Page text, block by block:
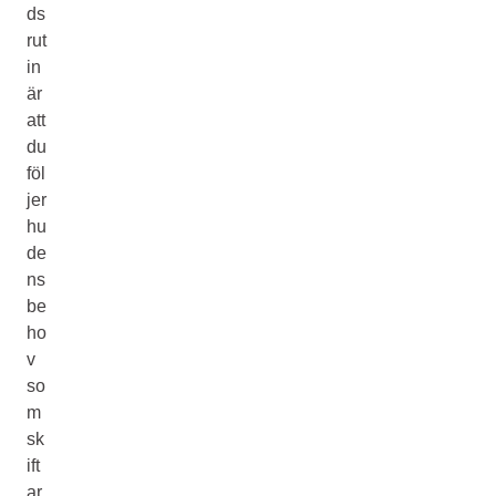
ds
rut
in
är
att
du
föl
jer
hu
de
ns
be
ho
v
so
m
sk
ift
ar